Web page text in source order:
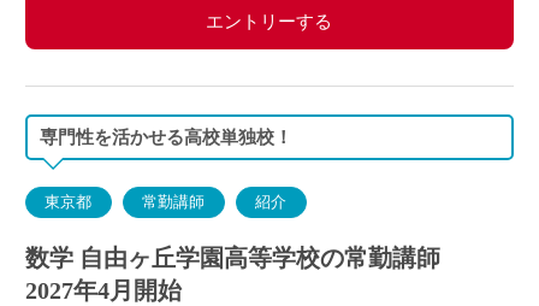
エントリーする
専門性を活かせる高校単独校！
東京都 常勤講師 紹介
数学 自由ヶ丘学園高等学校の常勤講師
2027年4月開始